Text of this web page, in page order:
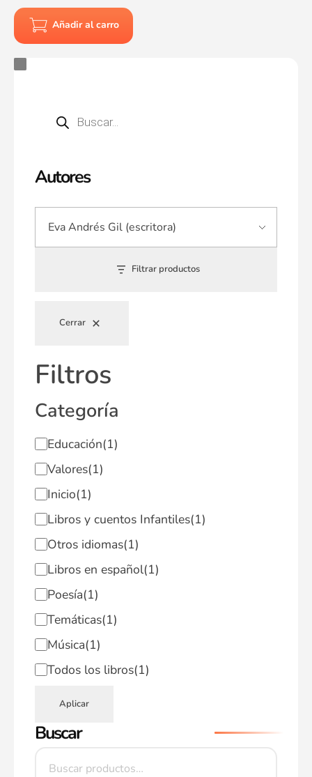
Autores
Filtrar productos
Cerrar
Filtros
Categoría
Educación(1)
Valores(1)
Inicio(1)
Libros y cuentos Infantiles(1)
Otros idiomas(1)
Libros en español(1)
Poesía(1)
Temáticas(1)
Música(1)
Todos los libros(1)
Aplicar
Buscar
Añadir al carro